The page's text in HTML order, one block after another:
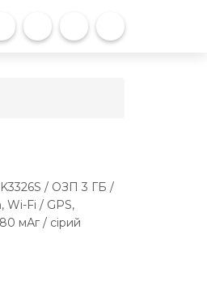
/ ОЗП 3 ГБ /
Fi / GPS,
мАг / сірий